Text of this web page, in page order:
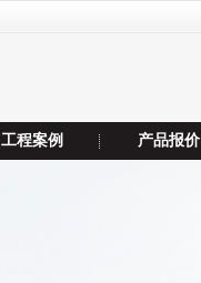
工程案例 产品报价